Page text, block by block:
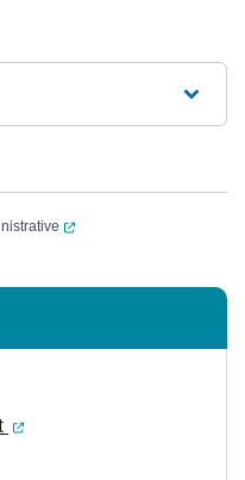
(ouverture dans un
dans un nouvel onglet)
(ouverture dans un